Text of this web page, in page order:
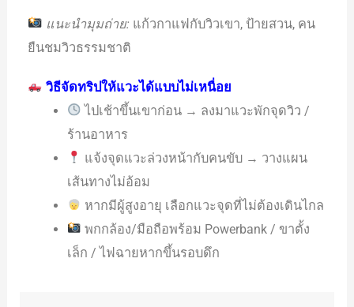
แนะนำมุมถ่าย: แก้วกาแฟกับวิวเขา, ป้ายสวน, คน
ยืนชมวิวธรรมชาติ
วิธีจัดทริปให้แวะได้แบบไม่เหนื่อย
ไปเช้าขึ้นเขาก่อน → ลงมาแวะพักจุดวิว /
ร้านอาหาร
แจ้งจุดแวะล่วงหน้ากับคนขับ → วางแผน
เส้นทางไม่อ้อม
หากมีผู้สูงอายุ เลือกแวะจุดที่ไม่ต้องเดินไกล
พกกล้อง/มือถือพร้อม Powerbank / ขาตั้ง
เล็ก / ไฟฉายหากขึ้นรอบดึก